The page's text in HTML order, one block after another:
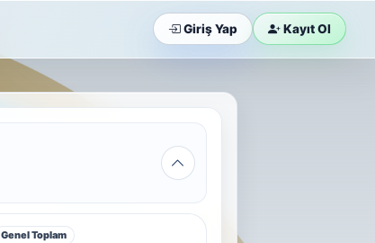
Giriş Yap Kayıt Ol
Genel Toplam